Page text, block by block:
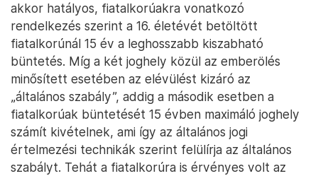
akkor hatályos, fiatalkorúakra vonatkozó
rendelkezés szerint a 16. életévét betöltött
fiatalkorúnál 15 év a leghosszabb kiszabható
büntetés. Míg a két joghely közül az emberölés
minősített esetében az elévülést kizáró az
„általános szabály”, addig a második esetben a
fiatalkorúak büntetését 15 évben maximáló joghely
számít kivételnek, ami így az általános jogi
értelmezési technikák szerint felülírja az általános
szabályt. Tehát a fiatalkorúra is érvényes volt az